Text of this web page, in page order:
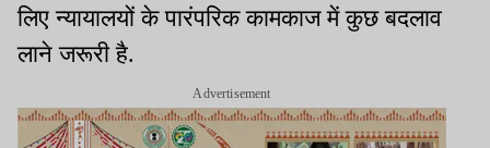
लिए न्यायालयों के पारंपरिक कामकाज में कुछ बदलाव
लाने जरूरी है.
Advertisement